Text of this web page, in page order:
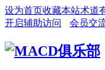
设为首页收藏本站术道
开启辅助访问
会员交